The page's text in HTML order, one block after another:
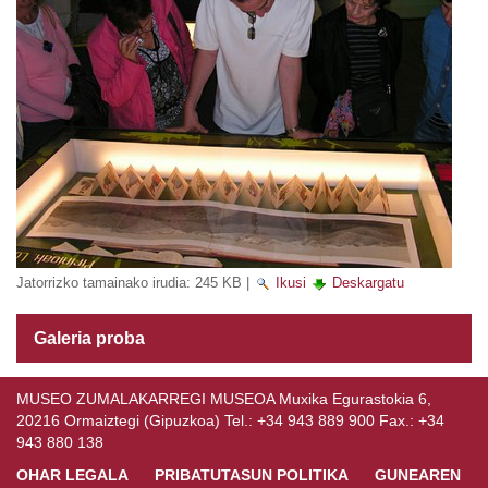
Jatorrizko tamainako irudia: 245 KB Ikusi Deskargatu
Galeria proba
MUSEO ZUMALAKARREGI MUSEOA Muxika Egurastokia 6,
20216 Ormaiztegi (Gipuzkoa) Tel.: +34 943 889 900 Fax.: +34
943 880 138
OHAR LEGALA
PRIBATUTASUN POLITIKA
GUNEAREN